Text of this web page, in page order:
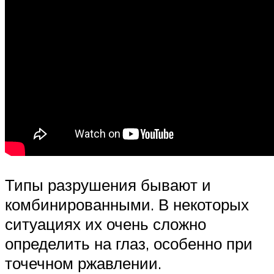
Типы разрушения бывают и
комбинированными. В некоторых
ситуациях их очень сложно
определить на глаз, особенно при
точечном ржавлении.